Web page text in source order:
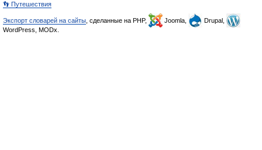
👣 Путешествия
Экспорт словарей на сайты , сделанные на PHP, Joomla,
Drupal,
WordPress, MODx.